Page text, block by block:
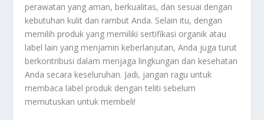
perawatan yang aman, berkualitas, dan sesuai dengan
kebutuhan kulit dan rambut Anda. Selain itu, dengan
memilih produk yang memiliki sertifikasi organik atau
label lain yang menjamin keberlanjutan, Anda juga turut
berkontribusi dalam menjaga lingkungan dan kesehatan
Anda secara keseluruhan. Jadi, jangan ragu untuk
membaca label produk dengan teliti sebelum
memutuskan untuk membeli!